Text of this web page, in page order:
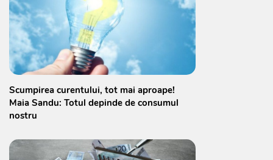
Scumpirea curentului, tot mai aproape!
Maia Sandu: Totul depinde de consumul
nostru